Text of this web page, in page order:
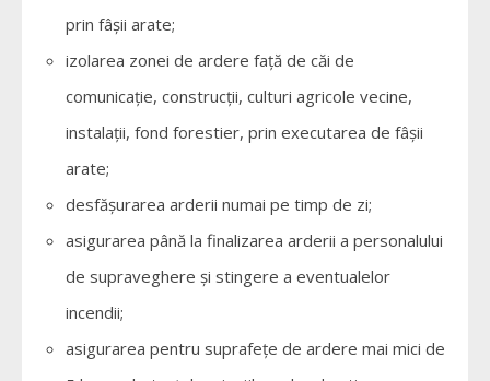
prin fâşii arate;
izolarea zonei de ardere faţă de căi de
comunicaţie, construcţii, culturi agricole vecine,
instalaţii, fond forestier, prin executarea de fâşii
arate;
desfăşurarea arderii numai pe timp de zi;
asigurarea până la finalizarea arderii a personalului
de supraveghere şi stingere a eventualelor
incendii;
asigurarea pentru suprafeţe de ardere mai mici de